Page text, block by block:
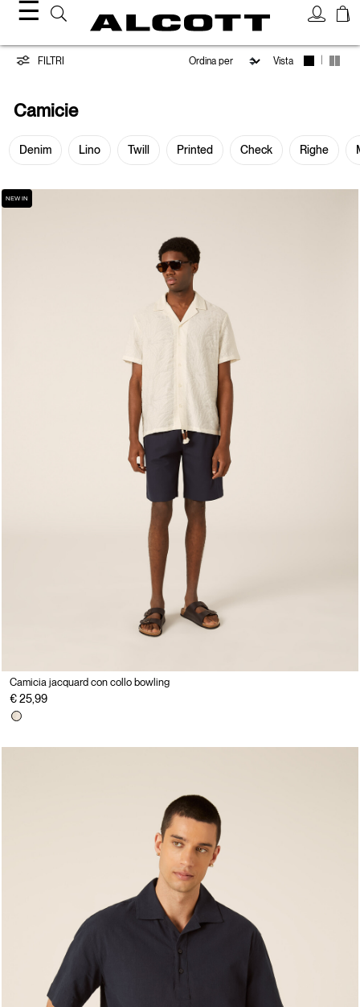
☰
Camicie
FILTRI Vista
Camicie
Denim Lino Twill Printed Check Righe
NEW IN
Camicia jacquard con collo bowling
€ 25,99